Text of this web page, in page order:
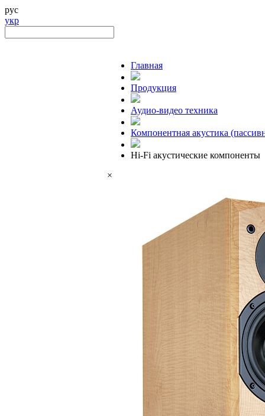
рус
укр
Главная
Продукция
Аудио-видео техника
Компонентная акустика
Hi-Fi акустические компоненты
×